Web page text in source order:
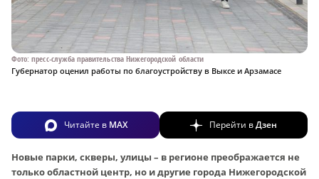
Фото: пресс-служба правительства Нижегородской области
Губернатор оценил работы по благоустройству в Выксе и Арзамасе
Читайте в MAX Перейти вДзен
Новые парки, скверы, улицы – в регионе преображается не
только областной центр, но и другие города Нижегородской